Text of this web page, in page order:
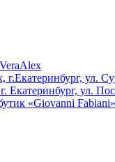
ул.
Екатеринбург, ул.
«Giovanni